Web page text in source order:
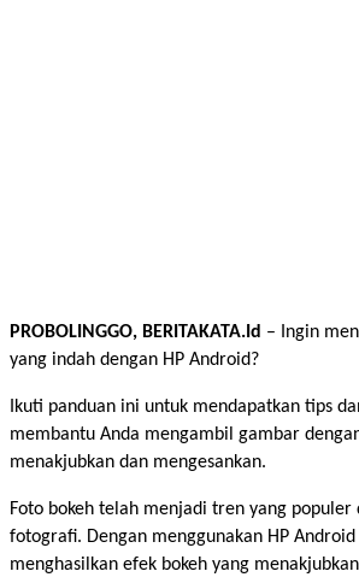
PROBOLINGGO, BERITAKATA.Id – Ingin
yang indah dengan HP Android?
Ikuti panduan ini untuk mendapatkan tips
membantu Anda mengambil gambar
menakjubkan dan mengesankan.
Foto bokeh telah menjadi tren yang populer
fotografi. Dengan menggunakan HP
menghasilkan efek bokeh yang